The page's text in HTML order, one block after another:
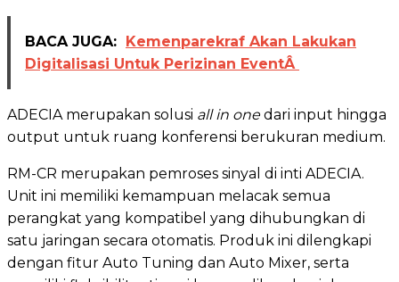
BACA JUGA: Kemenparekraf Akan Lakukan
Digitalisasi Untuk Perizinan EventÂ
ADECIA merupakan solusi all in onedari input hingga
output untuk ruang konferensi berukuran medium.
RM-CR merupakan pemroses sinyal di inti ADECIA.
Unit ini memiliki kemampuan melacak semua
perangkat yang kompatibel yang dihubungkan di
satu jaringan secara otomatis. Produk ini dilengkapi
dengan fitur Auto Tuning dan Auto Mixer, serta